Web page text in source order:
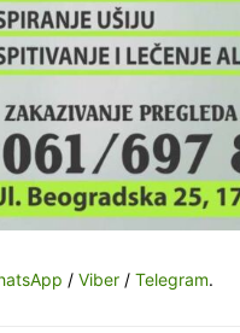
/ Viber/ Telegram.